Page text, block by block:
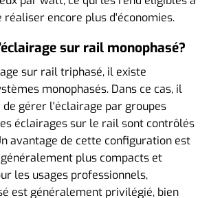
réaliser encore plus d'économies.
sur rail monophasé?
sur rail triphasé, il existe
monophasés. Dans ce cas, il
de gérer l'éclairage par groupes
éclairages sur le rail sont contrôlés
avantage de cette configuration est
plus compacts et
les usages professionnels,
est généralement privilégié, bien